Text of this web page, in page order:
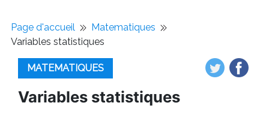
Page d'accueil
Matematiques
Variables statistiques
MATEMATIQUES
Variables statistiques